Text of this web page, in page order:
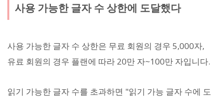
사용 가능한 글자 수 상한에 도달했다
사용 가능한 글자 수 상한은 무료 회원의 경우 5,000자,
유료 회원의 경우 플랜에 따라 20만 자~100만 자입니다.
읽기 가능한 글자 수를 초과하면 "읽기 가능 글자 수에 도